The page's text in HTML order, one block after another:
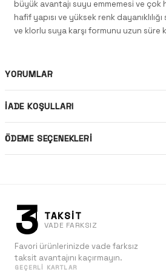
büyük avantajı suyu emmemesi ve çok
hafif yapısı ve yüksek renk
ve klorlu suya karşı formunu uzun süre
YORUMLAR
İADE KOŞULLARI
ÖDEME SEÇENEKLERI
3 TAKSİT
VADE FARKSIZ
Favori ürünlerinizde vade farksız
taksit avantajını kaçırmayın.
GEÇERLI KARTLAR